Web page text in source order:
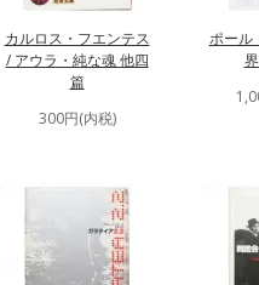
カルロス・フエンテス
/ アウラ・純な魂 他四
篇
300円(内税)
ポール